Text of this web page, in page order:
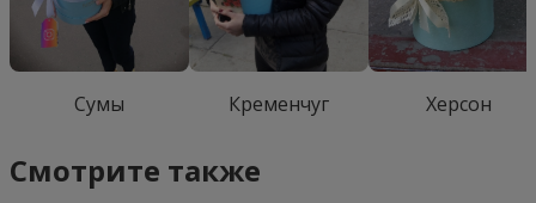
Сумы Кременчуг Херсон
Смотрите также